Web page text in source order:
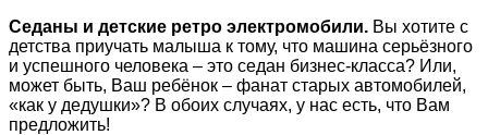
Седаны и детские ретро электромобили. Вы хотите с
детства приучать малыша к тому, что машина серьёзного
и успешного человека – это седан бизнес-класса? Или,
может быть, Ваш ребёнок – фанат старых автомобилей,
«как у дедушки»? В обоих случаях, у нас есть, что Вам
предложить!